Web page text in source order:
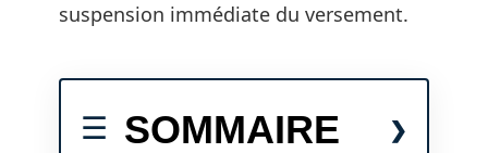
suspension immédiate du versement.
SOMMAIRE